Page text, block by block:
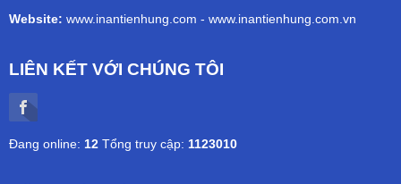
Website: www.inantienhung.com - www.inantienhung.com.vn
LIÊN KẾT VỚI CHÚNG TÔI
Đang online: 12 Tổng truy cập: 1123010